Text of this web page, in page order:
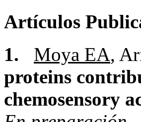
Artículos
1.
Moya EA,
proteins
chemosensory